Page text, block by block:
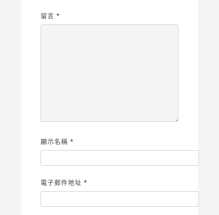
留言 *
顯示名稱 *
電子郵件地址 *